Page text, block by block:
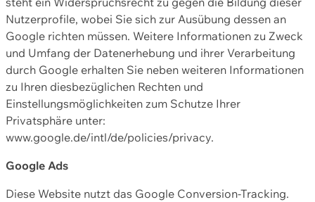
Nutzerprofile, wobei Sie sich zur Ausübung dessen an
Google richten müssen. Weitere Informationen zu Zweck
und Umfang der Datenerhebung und ihrer Verarbeitung
durch Google erhalten Sie neben weiteren Informationen
zu Ihren diesbezüglichen Rechten und
Einstellungsmöglichkeiten zum Schutze Ihrer
Privatsphäre unter:
www.google.de/intl/de/policies/privacy.
Google Ads
Diese Website nutzt das Google Conversion-Tracking.